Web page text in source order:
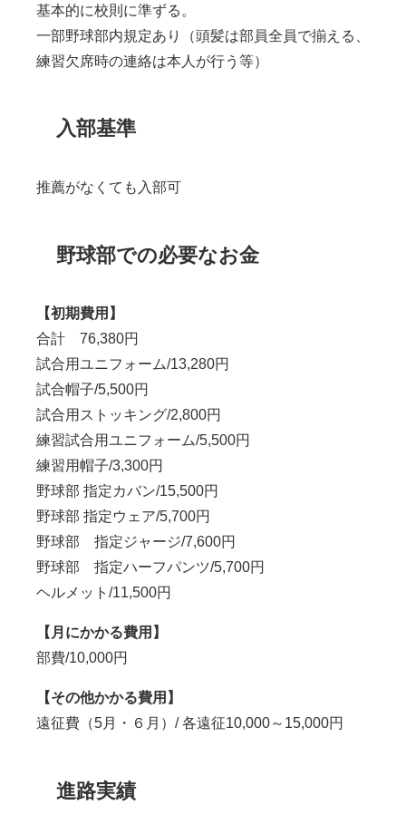
基本的に校則に準ずる。
一部野球部内規定あり（頭髪は部員全員で揃える、
練習欠席時の連絡は本人が行う等）
入部基準
推薦がなくても入部可
野球部での必要なお金
【初期費用】
合計 76,380円
試合用ユニフォーム/13,280円
試合帽子/5,500円
試合用ストッキング/2,800円
練習試合用ユニフォーム/5,500円
練習用帽子/3,300円
野球部 指定カバン/15,500円
野球部 指定ウェア/5,700円
野球部 指定ジャージ/7,600円
野球部 指定ハーフパンツ/5,700円
ヘルメット/11,500円
【月にかかる費用】
部費/10,000円
【その他かかる費用】
遠征費（5月・６月）/ 各遠征10,000～15,000円
進路実績